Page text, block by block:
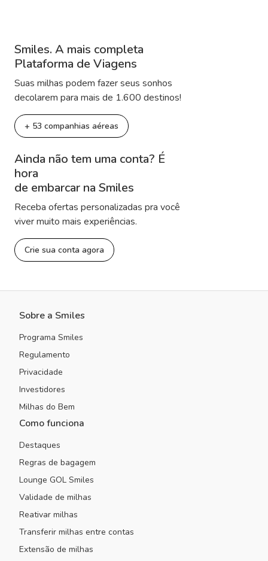
Smiles. A mais completa
Plataforma de Viagens
Suas milhas podem fazer seus sonhos
decolarem para mais de 1.600 destinos!
+ 53 companhias aéreas
Ainda não tem uma conta? É
hora
de embarcar na Smiles
Receba ofertas personalizadas pra você
viver muito mais experiências.
Crie sua conta agora
Sobre a Smiles
Programa Smiles
Regulamento
Privacidade
Investidores
Milhas do Bem
Como funciona
Destaques
Regras de bagagem
Lounge GOL Smiles
Validade de milhas
Reativar milhas
Transferir milhas entre contas
Extensão de milhas